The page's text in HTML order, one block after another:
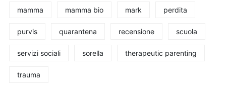
mamma mamma bio mark perdita
purvis quarantena recensione scuola
servizi sociali sorella therapeutic parenting
trauma